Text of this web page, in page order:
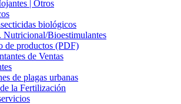
| Otros
biológicos
Nutricional/Bioestimulantes
de productos (PDF)
de Ventas
de plagas urbanas
la Fertilización